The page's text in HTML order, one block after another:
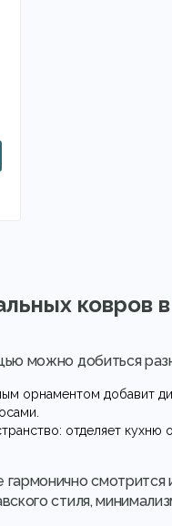
ковров в
можно добиться
орнаментом добавит
отделяет кухню
смотрится
стиля,